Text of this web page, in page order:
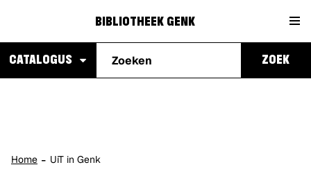
Genk
BIBLIOTHEEK GENK
CATALOGUS
kunnen
we je
ZOEK
Home UiT in Genk